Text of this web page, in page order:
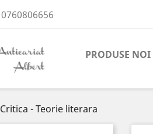
0760806656
PRODUSE NOI
Critica - Teorie literara